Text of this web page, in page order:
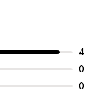
4
0
0